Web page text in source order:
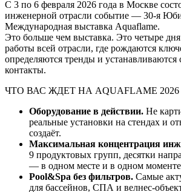
С 3 по 6 февраля 2026 года в Москве
инженерной отрасли событие — 30-я
Международная выставка Aquaflame.
Это больше чем выставка. Это четыре
работы всей отрасли, где рождаются
определяются тренды и устанавливаются
контакты.
ЧТО ВАС ЖДЕТ НА AQUAFLAME 2026
Оборудование в действии. Не
реальные установки на стендах и
создаёт.
Максимальная концентрация
9 продуктовых групп, десятки
— в одном месте и в одном
Pool&Spa без фильтров. Самые
для бассейнов, СПА и велнес-